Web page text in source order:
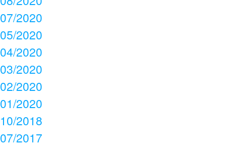
07/2020
05/2020
04/2020
03/2020
02/2020
01/2020
10/2018
07/2017